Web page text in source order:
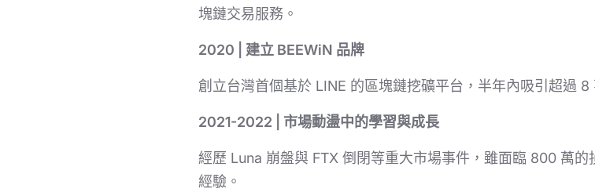
塊鏈交易服務。
2020 | 建立 BEEWiN 品牌
創立台灣首個基於 LINE 的區塊鏈挖礦平台，半年內吸引超過
2021-2022 | 市場動盪中的學習與成長
經歷 Luna 崩盤與 FTX 倒閉等重大市場事件，雖面臨 800 萬
經驗。